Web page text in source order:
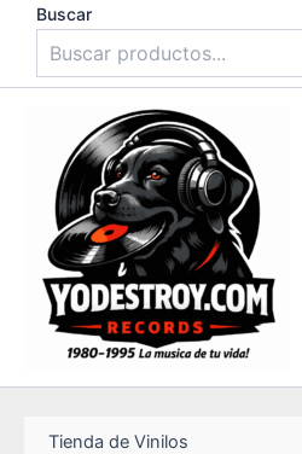
contenido
Buscar
Tienda de Vinilos